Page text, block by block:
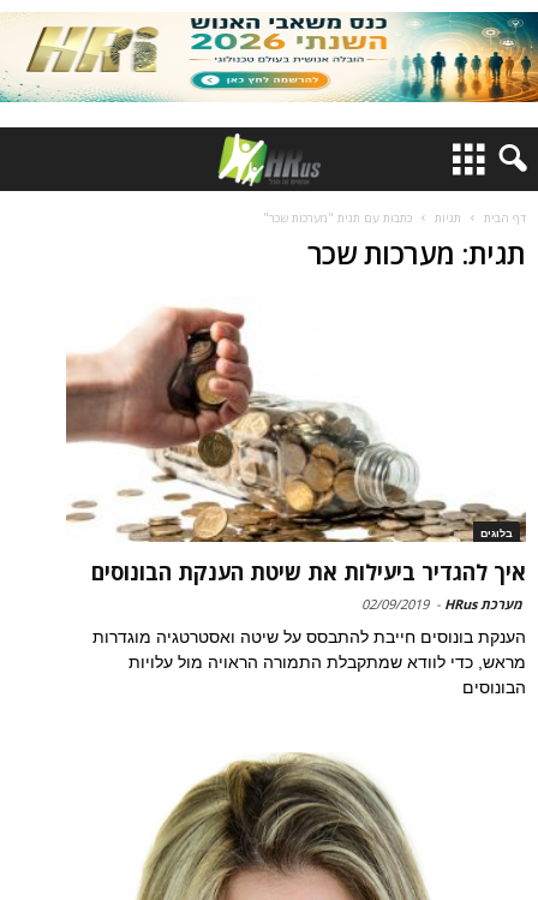
דף הבית תגיות כתבות עם תגית "מערכות שכר"
תגית: מערכות שכר
בלוגים
איך להגדיר ביעילות את שיטת הענקת הבונוסים
מערכת HRus -
02/09/2019
הענקת בונוסים חייבת להתבסס על שיטה ואסטרטגיה מוגדרות
מראש, כדי לוודא שמתקבלת התמורה הראויה מול עלויות
הבונוסים